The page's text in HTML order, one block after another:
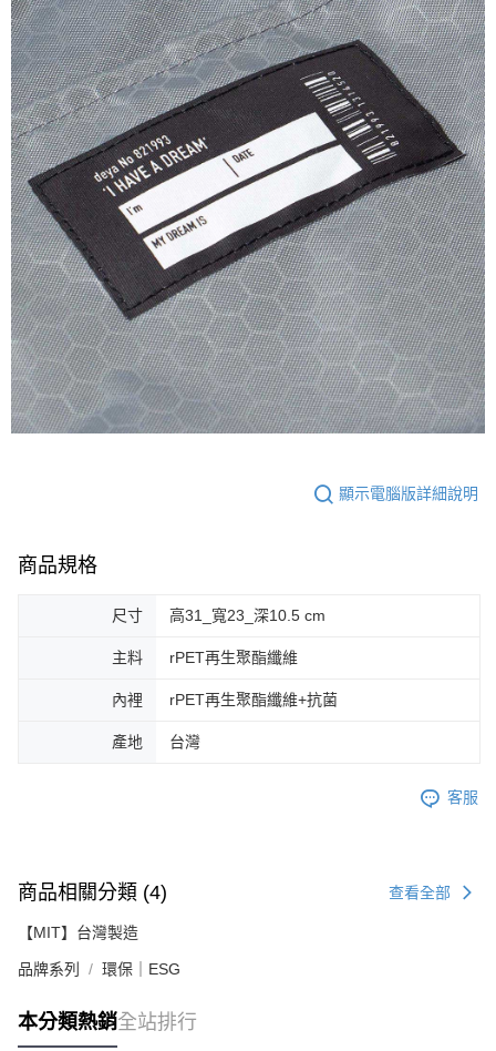
顯示電腦版詳細說明
商品規格
尺寸 高31_寬23_深10.5 cm
主料 rPET再生聚酯纖維
內裡 rPET再生聚酯纖維+抗菌
產地 台灣
客服
商品相關分類 (4) 查看全部
【MIT】台灣製造
品牌系列 環保｜ESG
本分類熱銷全站排行